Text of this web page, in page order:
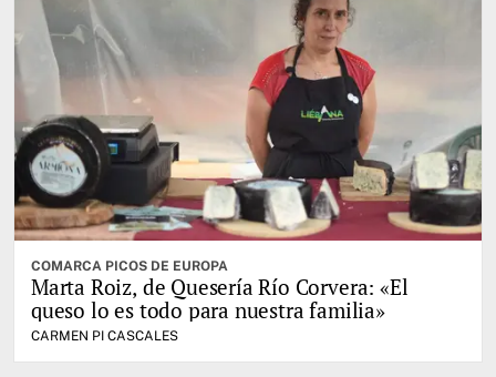
COMARCA PICOS DE EUROPA
Marta Roiz, de Quesería Río Corvera: «El
queso lo es todo para nuestra familia»
CARMEN PI CASCALES